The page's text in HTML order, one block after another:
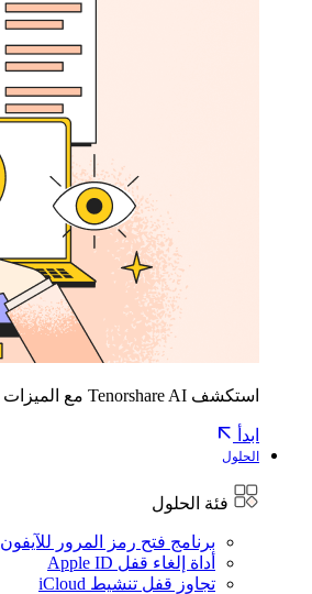
استكشف Tenorshare AI مع الميزات الجديدة المذهلة
ابدأ
الحلول
فئة الحلول
برنامج فتح رمز المرور للآيفون
أداة إلغاء قفل Apple ID
تجاوز قفل تنشيط iCloud